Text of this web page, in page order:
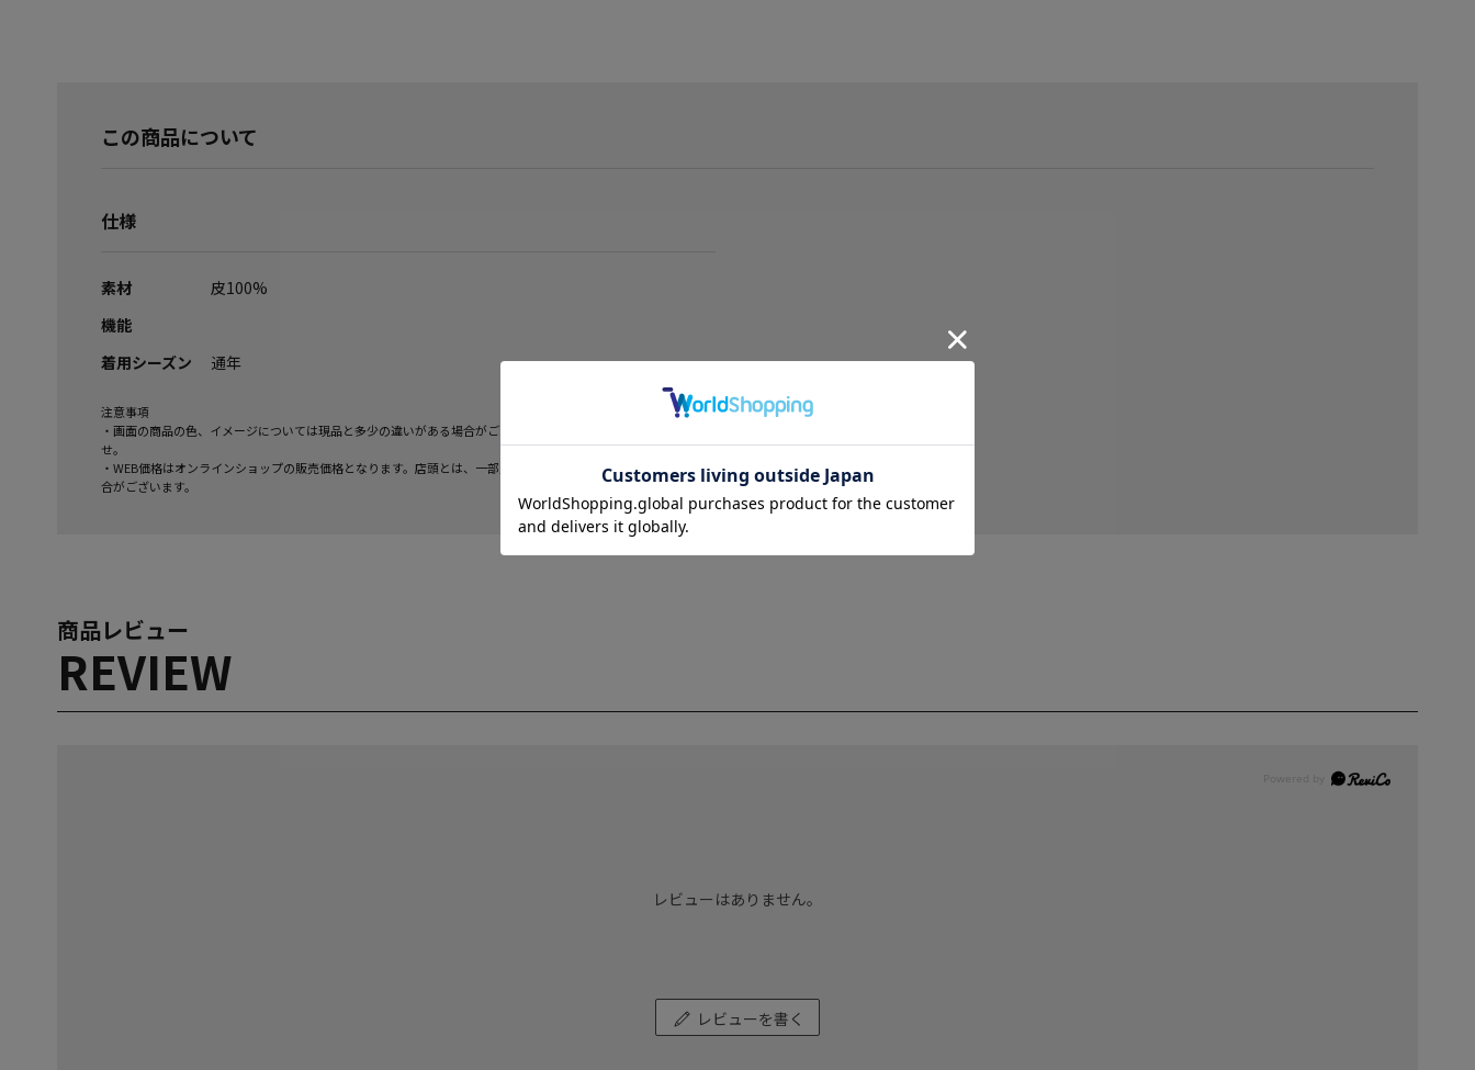
この商品について
仕様
素材
皮100%
機能
着用シーズン
通年
注意事項
・画面の商品の色、イメージについては現品と多少の違いがある場合がございますが、予めご了承くださいま
せ。
・WEB価格はオンラインショップの販売価格となります。店頭とは、一部販売価格およびセール内容が異なる場
合がございます。
商品レビュー
REVIEW
レビューはありません。
レビューを書く